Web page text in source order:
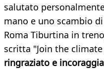
salutato
mano e uno scambio
Roma Tiburtina in
scritta "Join the
ringraziato e